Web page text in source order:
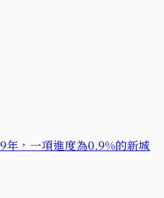
年，一項進度為0.9%的新城